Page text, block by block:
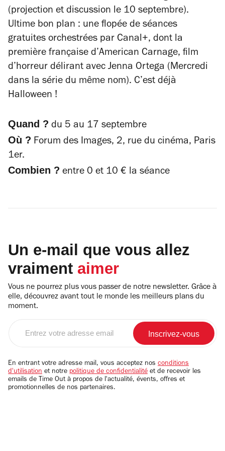
(projection et discussion le 10 septembre).
Ultime bon plan : une flopée de séances
gratuites orchestrées par Canal+, dont la
première française d’American Carnage, film
d’horreur délirant avec Jenna Ortega (Mercredi
dans la série du même nom). C’est déjà
Halloween !
Quand ? du 5 au 17 septembre
Où ? Forum des Images, 2, rue du cinéma, Paris
1er.
Combien ? entre 0 et 10 € la séance
Un e-mail que vous allez
vraiment aimer
Vous ne pourrez plus vous passer de notre newsletter. Grâce à
elle, découvrez avant tout le monde les meilleurs plans du
moment.
email
En entrant votre adresse mail, vous acceptez nos conditions
d'utilisation et notre politique de confidentialité et de recevoir les
emails de Time Out à propos de l'actualité, évents, offres et
promotionnelles de nos partenaires.